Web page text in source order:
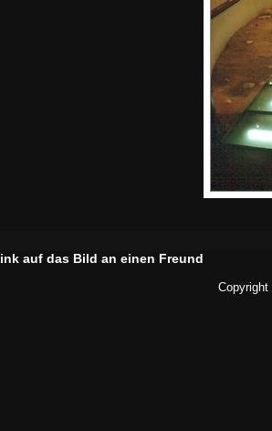
auf das Bild an einen Freund